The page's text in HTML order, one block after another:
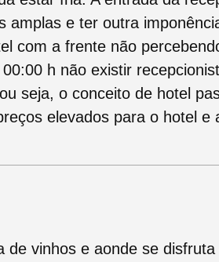
amplas e ter outra
com a frente não
h não existir
seja, o conceito de hotel
elevados para o hotel e
de vinhos e aonde se